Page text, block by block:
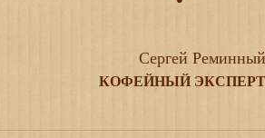
Сергей Реминный
КОФЕЙНЫЙ ЭКСПЕРТ